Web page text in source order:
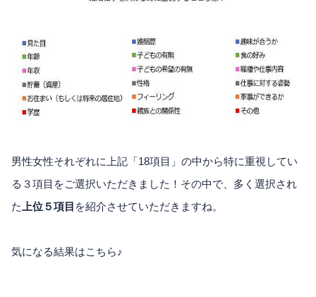
男性女性それぞれに上記「18項目」の中から特に重視してい
る３項目をご選択いただきました！その中で、多く選択され
た 上位５項目 を紹介させていただきますね。
気になる結果はこちら♪